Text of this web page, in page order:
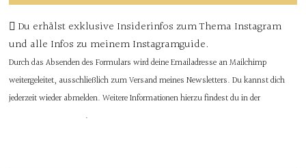
Du erhälst exklusive Insiderinfos zum Thema Instagram
und alle Infos zu meinem Instagramguide.
Durch das Absenden des Formulars wird deine Emailadresse an Mailchimp
weitergeleitet, ausschließlich zum Versand meines Newsletters. Du kannst dich
jederzeit wieder abmelden. Weitere Informationen hierzu findest du in der
.